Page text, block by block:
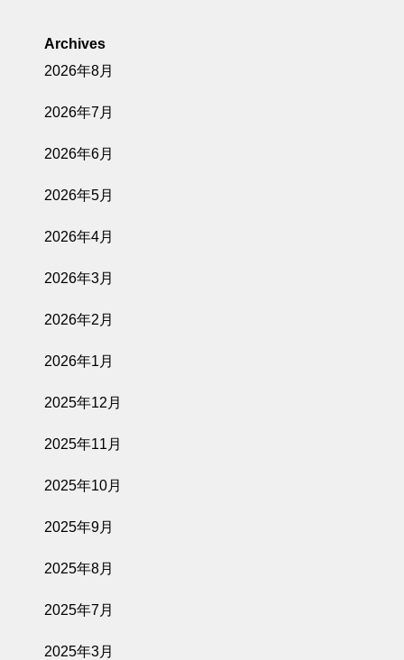
Archives
2026年8月
2026年7月
2026年6月
2026年5月
2026年4月
2026年3月
2026年2月
2026年1月
2025年12月
2025年11月
2025年10月
2025年9月
2025年8月
2025年7月
2025年3月